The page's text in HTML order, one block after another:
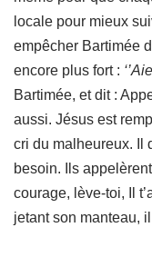
locale pour mieux
empêcher Bartimée
encore plus fort :
Bartimée, et dit :
aussi. Jésus est
cri du malheureux. Il
besoin. Ils
courage, lève-toi, Il
jetant son manteau,